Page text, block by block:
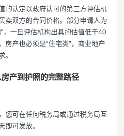
的认定以政府认可的第三方评估机
卖双方的合同价格。部分申请人为
，一旦评估机构出具的估值低于40
房产也必须是“住宅类”，商业地产
。
产到护照的完整路径
您可在任何税务局或通过税务局互
即可发放。